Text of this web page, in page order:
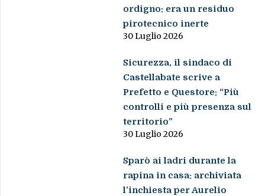
ordigno: era un residuo
pirotecnico inerte
30 Luglio 2026
Sicurezza, il sindaco di
Castellabate scrive a
Prefetto e Questore: “Più
controlli e più presenza sul
territorio”
30 Luglio 2026
Sparò ai ladri durante la
rapina in casa: archiviata
l’inchiesta per Aurelio